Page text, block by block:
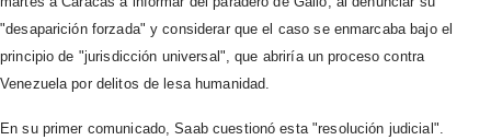
"desaparición forzada" y considerar que el caso se enmarcaba bajo el
principio de "jurisdicción universal", que abriría un proceso contra
Venezuela por delitos de lesa humanidad.
En su primer comunicado, Saab cuestionó esta "resolución judicial".